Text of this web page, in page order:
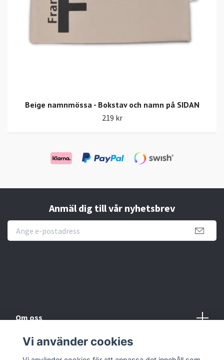
Beige namnmössa - Bokstav och namn på SIDAN
219 kr
Anmäl dig till vår nyhetsbrev
Om oss
Köpvillkor
Vi använder cookies